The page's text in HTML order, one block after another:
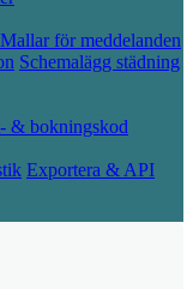
Mallar för meddelanden
Schemalägg städning
& bokningskod
Exportera & API